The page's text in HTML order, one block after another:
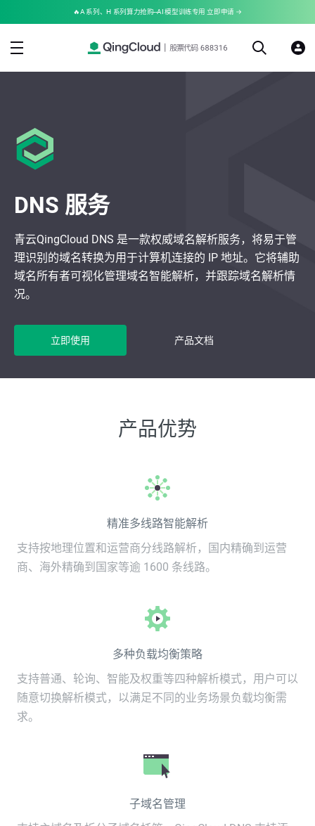
🔥A 系列、H 系列算力抢购--AI 模型训练专用 立即申请 →
DNS 服务
青云QingCloud DNS 是一款权威域名解析服务，将易于管
理识别的域名转换为用于计算机连接的 IP 地址。它将辅助
域名所有者可视化管理域名智能解析，并跟踪域名解析情
况。
立即使用 产品文档
产品优势
精准多线路智能解析
支持按地理位置和运营商分线路解析，国内精确到运营
商、海外精确到国家等逾 1600 条线路。
多种负载均衡策略
支持普通、轮询、智能及权重等四种解析模式，用户可以
随意切换解析模式，以满足不同的业务场景负载均衡需
求。
子域名管理